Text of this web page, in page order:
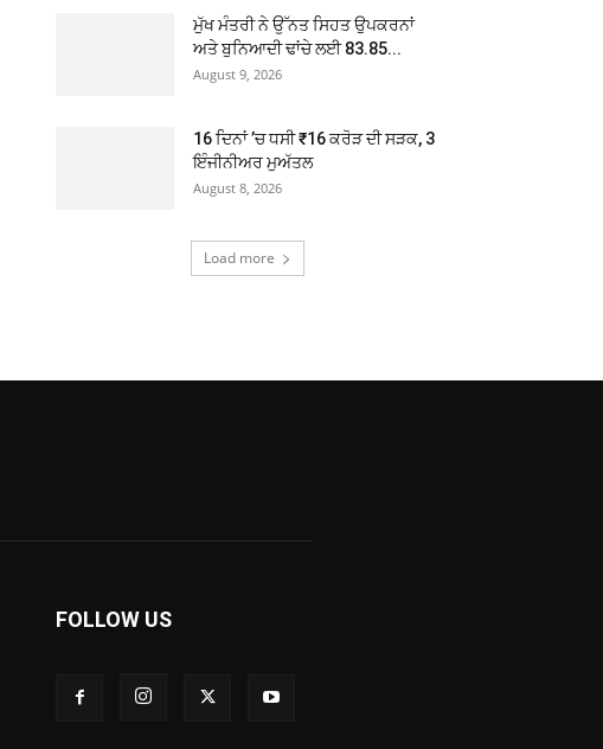
ਮੁੱਖ ਮੰਤਰੀ ਨੇ ਉੱਨਤ ਸਿਹਤ ਉਪਕਰਨਾਂ
ਅਤੇ ਬੁਨਿਆਦੀ ਢਾਂਚੇ ਲਈ 83.85...
August 9, 2026
16 ਦਿਨਾਂ ’ਚ ਧਸੀ ₹16 ਕਰੋੜ ਦੀ ਸੜਕ, 3
ਇੰਜੀਨੀਅਰ ਮੁਅੱਤਲ
August 8, 2026
Load more
FOLLOW US